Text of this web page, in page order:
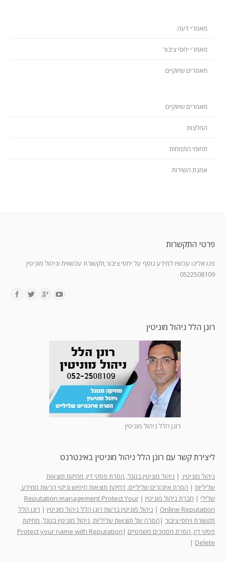
מאמרי דעה
מאמרי יחסי ציבור
מאמרים שיווקיים
מאמרים שיווקיים
המלצות
תחומי התמחות
אמנת השירות
פרטי התקשרות
פנו אלינו עכשיו למידע נוסף על יחסי ציבור,תקשורת עכשווית וניהול מוניטין
0522508109
רונן הלל ניהול מוניטין
רונן הלל ניהול מוניטין
ליצירת קשר עם רונן הלל ניהול מוניטין באינטרנט
ניהול מוניטין | ניהול מוניטין בגוגל, הסרת פסקי דין, מחיקת תוצאות
שליליות | הסרת איזכורים שליליים, דחיקת תוצאות חיפוש וניקוי הרשת ממידע
שלילי | חברת ניהול מוניטין |
Reputation management Protect Your
Online Reputation
| ניהול מוניטין ברשת רונן הלל ניהול מוניטין | רונן הלל
תקשורת ויחסי ציבור | הסרה של תוצאות שליליות, ניהול מוניטין בגוגל, מחיקת
פסקי דין, הסרת מסמכים משפטיים |
Protect your name with Reputation
Delete
|